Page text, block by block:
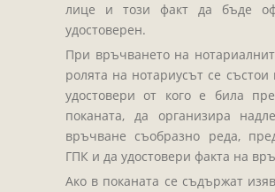
Ипотеки
Удостоверявания
Констативни протоколи
Завещания
Изготвяне на документи
Брачни договори
лице и този факт да бъде
удостоверен.
При връчването на
ролята на нотариусът се състои
удостовери от кого е била
поканата, да организира
връчване съобразно реда,
ГПК и да удостовери факта на
Ако в поканата се съдържат